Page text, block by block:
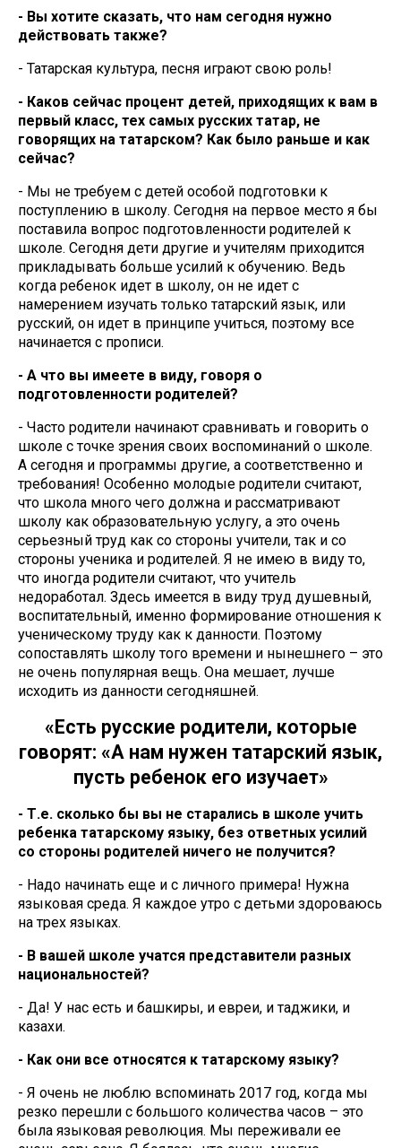
- Вы хотите сказать, что нам сегодня нужно
действовать также?
- Татарская культура, песня играют свою роль!
- Каков сейчас процент детей, приходящих к вам в
первый класс, тех самых русских татар, не
говорящих на татарском? Как было раньше и как
сейчас?
- Мы не требуем с детей особой подготовки к
поступлению в школу. Сегодня на первое место я бы
поставила вопрос подготовленности родителей к
школе. Сегодня дети другие и учителям приходится
прикладывать больше усилий к обучению. Ведь
когда ребенок идет в школу, он не идет с
намерением изучать только татарский язык, или
русский, он идет в принципе учиться, поэтому все
начинается с прописи.
- А что вы имеете в виду, говоря о
подготовленности родителей?
- Часто родители начинают сравнивать и говорить о
школе с точке зрения своих воспоминаний о школе.
А сегодня и программы другие, а соответственно и
требования! Особенно молодые родители считают,
что школа много чего должна и рассматривают
школу как образовательную услугу, а это очень
серьезный труд как со стороны учители, так и со
стороны ученика и родителей. Я не имею в виду то,
что иногда родители считают, что учитель
недоработал. Здесь имеется в виду труд душевный,
воспитательный, именно формирование отношения к
ученическому труду как к данности. Поэтому
сопоставлять школу того времени и нынешнего – это
не очень популярная вещь. Она мешает, лучше
исходить из данности сегодняшней.
«Есть русские родители, которые
говорят: «А нам нужен татарский язык,
пусть ребенок его изучает»
- Т.е. сколько бы вы не старались в школе учить
ребенка татарскому языку, без ответных усилий
со стороны родителей ничего не получится?
- Надо начинать еще и с личного примера! Нужна
языковая среда. Я каждое утро с детьми здороваюсь
на трех языках.
- В вашей школе учатся представители разных
национальностей?
- Да! У нас есть и башкиры, и евреи, и таджики, и
казахи.
- Как они все относятся к татарскому языку?
- Я очень не люблю вспоминать 2017 год, когда мы
резко перешли с большого количества часов – это
была языковая революция. Мы переживали ее